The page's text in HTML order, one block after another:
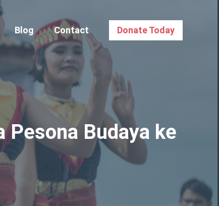
Blog Contact Donate Today
Pesona Budaya ke